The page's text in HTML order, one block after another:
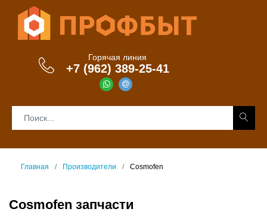
Горячая линия
+7 (962) 389-25-41
Главная Производители Cosmofen
Cosmofen запчасти